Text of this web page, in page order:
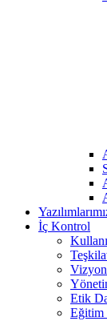
İç Kontrol
Etik
Eğitim